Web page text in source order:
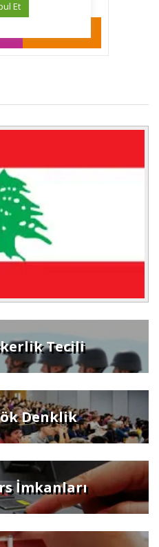
Tecili
Denklik
İmkanları